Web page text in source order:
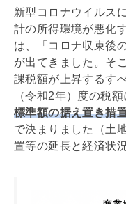
新型コロナウイルス
計の所得環境が悪化
は、「コロナ収束後
が出てきました。そ
課税額が上昇するす
（令和2年）度の税
標準額の据え置き措
で決まりました（土
置等の延長と経済状